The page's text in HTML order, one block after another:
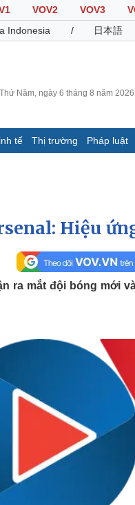
VOV2 VOV3
Indonesia / 日本語
Thứ Năm, ngày 6 tháng 8 năm 2026
tế Thị trường Pháp luật
Thể thao
eSports
Sân khấu - Điện ảnh
Văn học
Hiệu
ra mắt đội bóng mới